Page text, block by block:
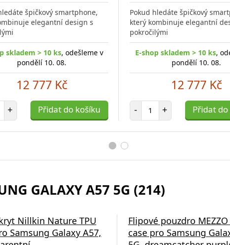
porovnání
špičkový smartphone,
elegantní design s
skladem > 10 ks, odešleme v
pondělí 10. 08.
12 777 Kč
Počet položek
+ Přidat do košíku
Pokud hledáte špičkový
který kombinuje elegantní
pokročilými
E-shop skladem > 10 ks,
pondělí 10. 08.
12 777 Kč
- Počet položek
+ Přidat
GALAXY A57 5G (214)
Nillkin Nature TPU
Samsung Galaxy A57,
Flipové pouzdro
case pro Samsung